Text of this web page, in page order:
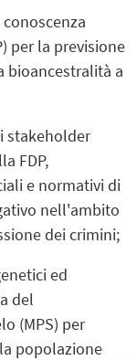
per la previsione
bioancestralità a
stakeholder
FDP,
e normativi di
nell'ambito
dei crimini;
ed
del
(MPS) per
popolazione